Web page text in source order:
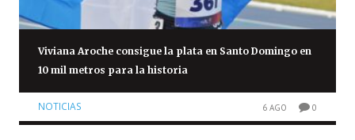
Viviana Aroche consigue la plata en Santo Domingo en
10 mil metros para la historia
NOTICIAS 6 AGO 0